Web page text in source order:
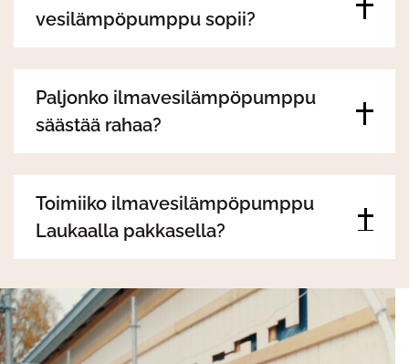
vesilämpöpumppu sopii?
Paljonko ilmavesilämpöpumppu
säästää rahaa?
Toimiiko ilmavesilämpöpumppu
Laukaalla pakkasella?